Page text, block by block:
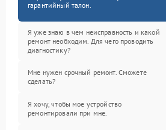
гарантийный талон.
Я уже знаю в чем неисправность и какой
ремонт необходим. Для чего проводить
диагностику?
Мне нужен срочный ремонт. Сможете
сделать?
Я хочу, чтобы мое устройство
ремонтировали при мне.